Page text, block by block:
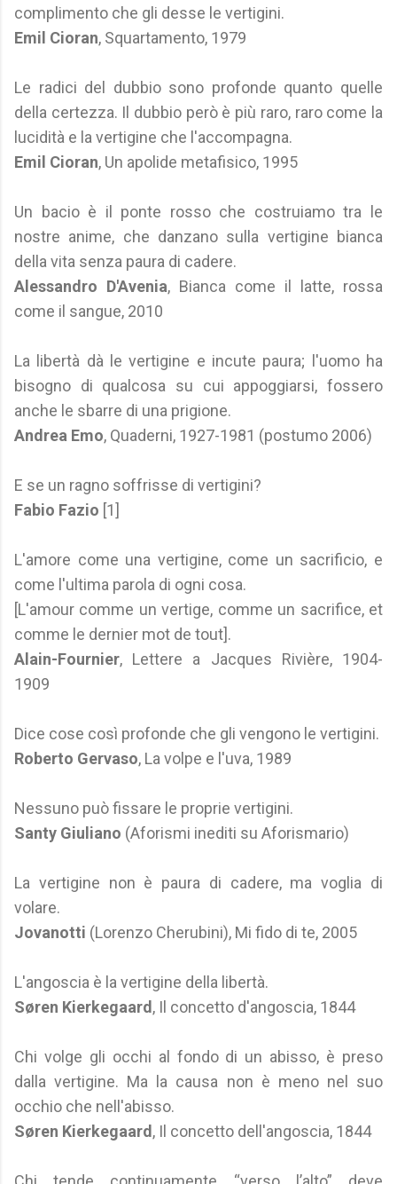
complimento che gli desse le vertigini.
Emil Cioran, Squartamento, 1979
Le radici del dubbio sono profonde quanto quelle
della certezza. Il dubbio però è più raro, raro come la
lucidità e la vertigine che l'accompagna.
Emil Cioran, Un apolide metafisico, 1995
Un bacio è il ponte rosso che costruiamo tra le
nostre anime, che danzano sulla vertigine bianca
della vita senza paura di cadere.
Alessandro D'Avenia, Bianca come il latte, rossa
come il sangue, 2010
La libertà dà le vertigine e incute paura; l'uomo ha
bisogno di qualcosa su cui appoggiarsi, fossero
anche le sbarre di una prigione.
Andrea Emo, Quaderni, 1927-1981 (postumo 2006)
E se un ragno soffrisse di vertigini?
Fabio Fazio [1]
L'amore come una vertigine, come un sacrificio, e
come l'ultima parola di ogni cosa.
[L'amour comme un vertige, comme un sacrifice, et
comme le dernier mot de tout].
Alain-Fournier, Lettere a Jacques Rivière, 1904-
1909
Dice cose così profonde che gli vengono le vertigini.
Roberto Gervaso, La volpe e l'uva, 1989
Nessuno può fissare le proprie vertigini.
Santy Giuliano (Aforismi inediti su Aforismario)
La vertigine non è paura di cadere, ma voglia di
volare.
Jovanotti (Lorenzo Cherubini), Mi fido di te, 2005
L'angoscia è la vertigine della libertà.
Søren Kierkegaard , Il concetto d'angoscia, 1844
Chi volge gli occhi al fondo di un abisso, è preso
dalla vertigine. Ma la causa non è meno nel suo
occhio che nell'abisso.
Søren Kierkegaard , Il concetto dell'angoscia, 1844